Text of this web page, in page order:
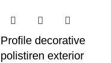
Profile decorative
polistiren exterior